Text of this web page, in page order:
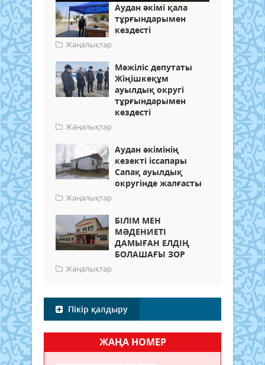
Аудан әкімі қала
тұрғындарымен
кездесті
Жаңалықтар
Мәжіліс депутаты
Жіңішкеқұм
ауылдық округі
тұрғындарымен
кездесті
Жаңалықтар
Аудан әкімінің
кезекті іссапары
Сапақ ауылдық
округінде жалғасты
Жаңалықтар
БІЛІМ МЕН
МӘДЕНИЕТІ
ДАМЫҒАН ЕЛДІҢ
БОЛАШАҒЫ ЗОР
Жаңалықтар
Пікір қалдыру
ЖАҢА НОМЕР